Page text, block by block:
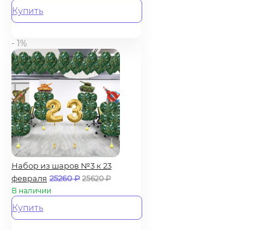
Купить
- 1%
Набор из шаров №3 к 23
февраля 25260₽ 25620₽
В наличии
Купить